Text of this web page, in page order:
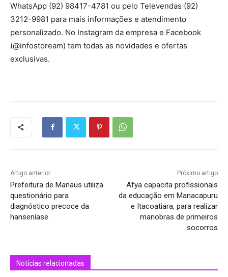
WhatsApp (92) 98417-4781 ou pelo Televendas (92)
3212-9981 para mais informações e atendimento
personalizado. No Instagram da empresa e Facebook
(@infostoream) tem todas as novidades e ofertas
exclusivas.
Artigo anterior
Prefeitura de Manaus utiliza
questionário para
diagnóstico precoce da
hanseníase
Próximo artigo
Afya capacita profissionais
da educação em Manacapuru
e Itacoatiara, para realizar
manobras de primeiros
socorros
Notícias relacionadas